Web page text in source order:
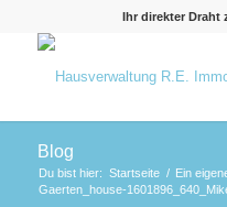
Ihr direkter Draht
Blog
Du bist hier: Startseite / Ein
Gaerten_house-